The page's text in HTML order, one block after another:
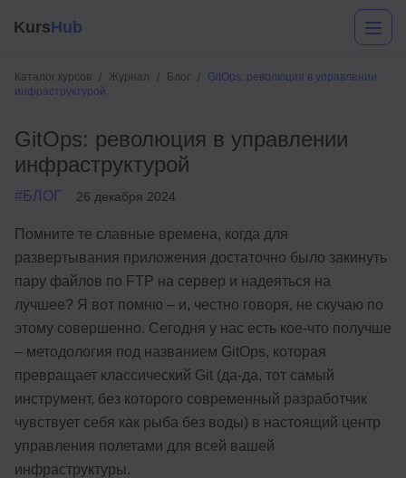
KursHub
Каталог курсов Журнал Блог
GitOps: революция в управлении
инфраструктурой
GitOps: революция в управлении
инфраструктурой
#БЛОГ 26 декабря 2024
Помните те славные времена, когда для
развертывания приложения достаточно было закинуть
пару файлов по FTP на сервер и надеяться на
лучшее? Я вот помню – и, честно говоря, не скучаю по
этому совершенно. Сегодня у нас есть кое-что получше
– методология под названием GitOps, которая
превращает классический Git (да-да, тот самый
инструмент, без которого современный разработчик
чувствует себя как рыба без воды) в настоящий центр
управления полетами для всей вашей
инфраструктуры.
Маркетинг
Дизайн
Аналитика
Менеджмент
Иностранные языки
Soft Skills